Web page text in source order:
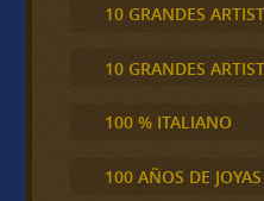
10 GRANDES
10 GRANDES
100 % ITALIANO
100 AÑOS DE